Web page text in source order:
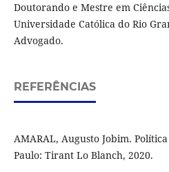
Doutorando e Mestre em
Universidade Católica do Rio
Advogado.
REFERÊNCIAS
AMARAL, Augusto Jobim.
Paulo: Tirant Lo Blanch, 2020.